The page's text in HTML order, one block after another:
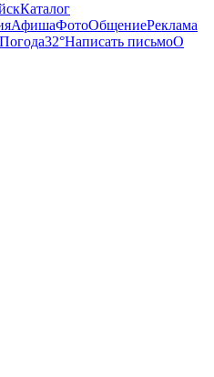
Каталог
АфишаФотоОбщениеРеклама
Погода32°Написать письмоО